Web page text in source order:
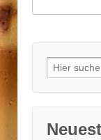
Suche
nach: